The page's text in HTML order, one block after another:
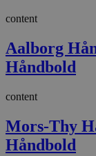
content
Aalborg
Håndbold
content
Mors-Thy
Håndbold